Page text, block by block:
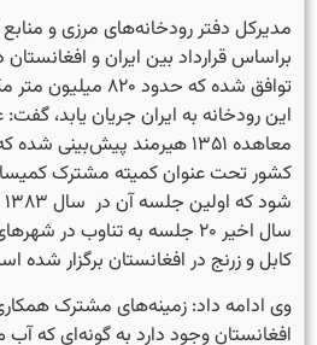
مدیرکل دفتر رودخانه‌های مرزی و
براساس قرارداد بین ایران و
توافق شده که حدود
این رودخانه به ایران جریان یابد،
معاهده ۱۳۵۱ هیرمند پیش‌بینی
کشور تحت عنوان کمیته مشترک
سال اخیر ۲۰ جلسه به تناوب در
کابل و زرنج در افغانستان برگزار شده
وی ادامه داد: زمینه‌های مشترک
افغانستان وجود دارد به گونه­‌ای که